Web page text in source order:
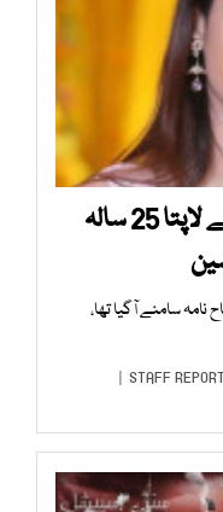
دعا اور نمرہ کے بعد کراچی سے لاپتا 25 سالہ
نامہ سامنے آگیا تھا،
STAFF